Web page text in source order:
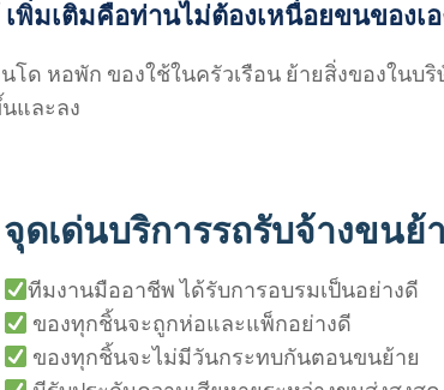
พิ่มเติมคือท่านไม่ต้องเหนื่อยขนของเอ
ด หอพัก ของใช้ในครัวเรือน ย้ายสิ่งของในบ
และลง
จุดเด่นบริการรถรับจ้างขนย้
ทีมงานมืออาชีพ ได้รับการอบรมเป็นอย่างดี
ของทุกชิ้นจะถูกห่อและแพ็กอย่างดี
ของทุกชิ้นจะไม่มีวันกระทบกันตอนขนย้าย